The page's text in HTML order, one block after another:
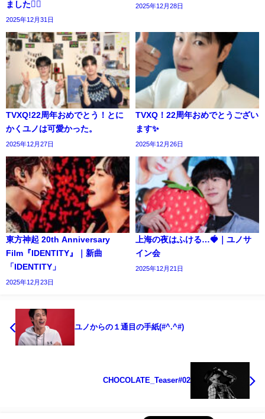
ました🙇‍♀️
2025年12月31日
2025年12月28日
TVXQ!22周年おめでとう！とに
かくユノは可愛かった。
2025年12月27日
TVXQ！22周年おめでとうござい
ます✨️
2025年12月26日
東方神起 20th Anniversary
Film『IDENTITY』｜新曲
「IDENTITY」
2025年12月23日
上海の夜はふける…🍓｜ユノサ
イン会
2025年12月21日
ユノからの１通目の手紙(#^.^#)
CHOCOLATE_Teaser#02